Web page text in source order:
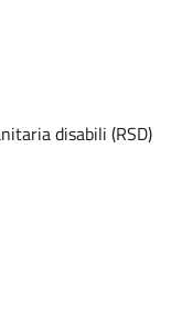
disabili (RSD)